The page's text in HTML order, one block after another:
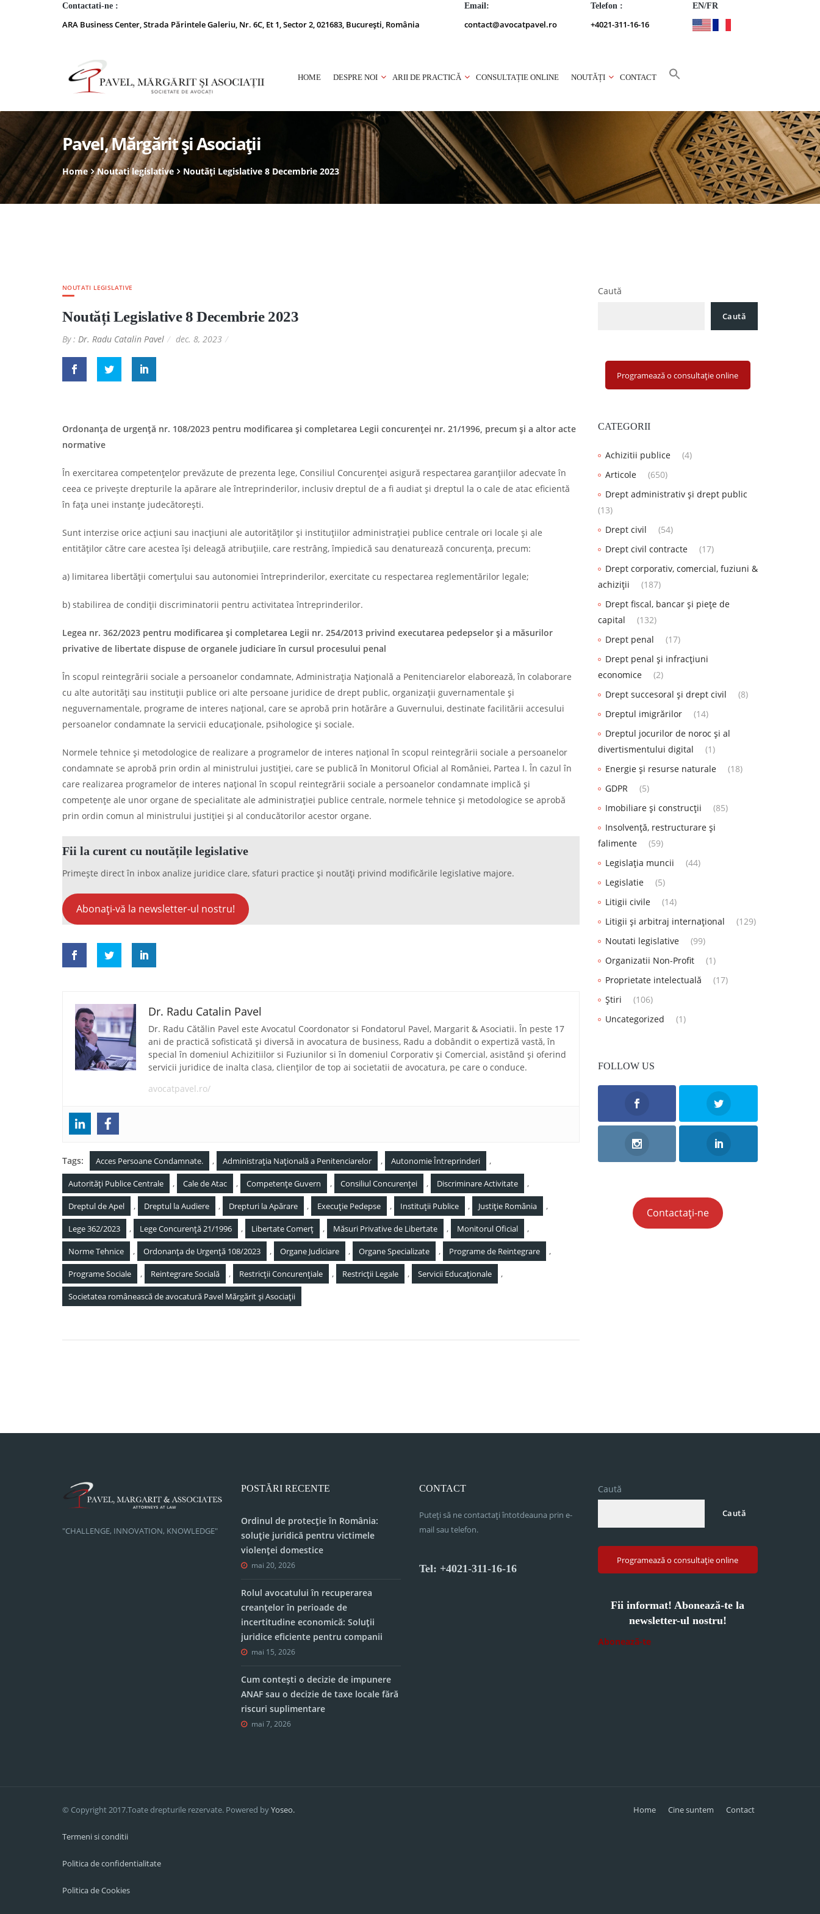
Contactati-ne :
ARA Business Center, Strada Părintele Galeriu, Nr. 6C, Et 1, Sector 2, 021683, București, România
Email:
contact@avocatpavel.ro
Telefon :
+4021-311-16-16
EN/FR
HOME DESPRE NOI ARII DE PRACTICĂ CONSULTAȚIE ONLINE NOUTĂȚI CONTACT
Pavel, Mărgărit și Asociații
Home Noutati legislative Noutăți Legislative 8 Decembrie 2023
NOUTATI LEGISLATIVE
Noutăți Legislative 8 Decembrie 2023
By : Dr. Radu Catalin Pavel dec. 8, 2023
Ordonanţa de urgenţă nr. 108/2023 pentru modificarea şi completarea Legii concurenţei nr. 21/1996, precum şi a altor acte
normative
În exercitarea competenţelor prevăzute de prezenta lege, Consiliul Concurenţei asigură respectarea garanţiilor adecvate în
ceea ce priveşte drepturile la apărare ale întreprinderilor, inclusiv dreptul de a fi audiat şi dreptul la o cale de atac eficientă
în faţa unei instanţe judecătoreşti.
Sunt interzise orice acţiuni sau inacţiuni ale autorităţilor şi instituţiilor administraţiei publice centrale ori locale şi ale
entităţilor către care acestea îşi deleagă atribuţiile, care restrâng, împiedică sau denaturează concurenţa, precum:
a) limitarea libertăţii comerţului sau autonomiei întreprinderilor, exercitate cu respectarea reglementărilor legale;
b) stabilirea de condiţii discriminatorii pentru activitatea întreprinderilor.
Legea nr. 362/2023 pentru modificarea şi completarea Legii nr. 254/2013 privind executarea pedepselor şi a măsurilor
privative de libertate dispuse de organele judiciare în cursul procesului penal
În scopul reintegrării sociale a persoanelor condamnate, Administraţia Naţională a Penitenciarelor elaborează, în colaborare
cu alte autorităţi sau instituţii publice ori alte persoane juridice de drept public, organizaţii guvernamentale şi
neguvernamentale, programe de interes naţional, care se aprobă prin hotărâre a Guvernului, destinate facilitării accesului
persoanelor condamnate la servicii educaţionale, psihologice şi sociale.
Normele tehnice şi metodologice de realizare a programelor de interes naţional în scopul reintegrării sociale a persoanelor
condamnate se aprobă prin ordin al ministrului justiţiei, care se publică în Monitorul Oficial al României, Partea I. În cazul în
care realizarea programelor de interes naţional în scopul reintegrării sociale a persoanelor condamnate implică şi
competenţe ale unor organe de specialitate ale administraţiei publice centrale, normele tehnice şi metodologice se aprobă
prin ordin comun al ministrului justiţiei şi al conducătorilor acestor organe.
Fii la curent cu noutățile legislative
Primește direct în inbox analize juridice clare, sfaturi practice și noutăți privind modificările legislative majore.
Abonați-vă la newsletter-ul nostru!
Dr. Radu Catalin Pavel
Dr. Radu Cătălin Pavel este Avocatul Coordonator si Fondatorul Pavel, Margarit & Asociatii. În peste 17
ani de practică sofisticată și diversă in avocatura de business, Radu a dobândit o expertiză vastă, în
special în domeniul Achizitiilor si Fuziunilor si în domeniul Corporativ și Comercial, asistând și oferind
servicii juridice de inalta clasa, clienților de top ai societatii de avocatura, pe care o conduce.
avocatpavel.ro/
Tags: Acces Persoane Condamnate. , Administrația Națională a Penitenciarelor , Autonomie Întreprinderi ,
Autorități Publice Centrale , Cale de Atac , Competențe Guvern , Consiliul Concurenței , Discriminare Activitate ,
Dreptul de Apel , Dreptul la Audiere , Drepturi la Apărare , Execuție Pedepse , Instituții Publice , Justiție România ,
Lege 362/2023 , Lege Concurență 21/1996 , Libertate Comerț , Măsuri Privative de Libertate , Monitorul Oficial ,
Norme Tehnice , Ordonanța de Urgență 108/2023 , Organe Judiciare , Organe Specializate , Programe de Reintegrare ,
Programe Sociale , Reintegrare Socială , Restricții Concurențiale , Restricții Legale , Servicii Educaționale ,
Societatea românească de avocatură Pavel Mărgărit și Asociații
Caută
Caută
Programează o consultație online
CATEGORII
Achizitii publice
(4)
Articole
(650)
Drept administrativ și drept public
(13)
Drept civil
(54)
Drept civil contracte
(17)
Drept corporativ, comercial, fuziuni &
achiziții
(187)
Drept fiscal, bancar și piețe de
capital
(132)
Drept penal
(17)
Drept penal și infracțiuni
economice
(2)
Drept succesoral și drept civil
(8)
Dreptul imigrărilor
(14)
Dreptul jocurilor de noroc și al
divertismentului digital
(1)
Energie și resurse naturale
(18)
GDPR
(5)
Imobiliare și construcții
(85)
Insolvență, restructurare și
falimente
(59)
Legislația muncii
(44)
Legislatie
(5)
Litigii civile
(14)
Litigii și arbitraj internațional
(129)
Noutati legislative
(99)
Organizatii Non-Profit
(1)
Proprietate intelectuală
(17)
Știri
(106)
Uncategorized
(1)
FOLLOW US
Contactați-ne
"CHALLENGE, INNOVATION, KNOWLEDGE"
POSTĂRI RECENTE
Ordinul de protecție în România:
soluție juridică pentru victimele
violenței domestice
mai 20, 2026
Rolul avocatului în recuperarea
creanțelor în perioade de
incertitudine economică: Soluții
juridice eficiente pentru companii
mai 15, 2026
Cum contești o decizie de impunere
ANAF sau o decizie de taxe locale fără
riscuri suplimentare
mai 7, 2026
CONTACT
Puteți să ne contactați întotdeauna prin e-
mail sau telefon.
Tel: +4021-311-16-16
Caută
Caută
Programează o consultație online
Fii informat! Abonează-te la
newsletter-ul nostru!
Abonează-te
© Copyright 2017.Toate drepturile rezervate. Powered byYoseo.
Termeni si conditii
Politica de confidentialitate
Politica de Cookies
Home Cine suntem Contact